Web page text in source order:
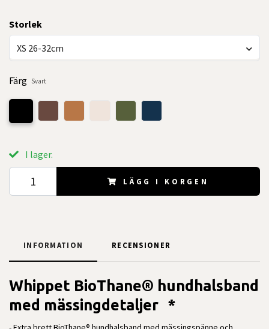
Storlek
XS 26-32cm
Färg Svart
I lager.
LÄGG I KORGEN
INFORMATION RECENSIONER
Whippet BioThane® hundhalsband
med mässingdetaljer *